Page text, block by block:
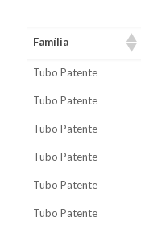
Família
Tubo Patente
Tubo Patente
Tubo Patente
Tubo Patente
Tubo Patente
Tubo Patente